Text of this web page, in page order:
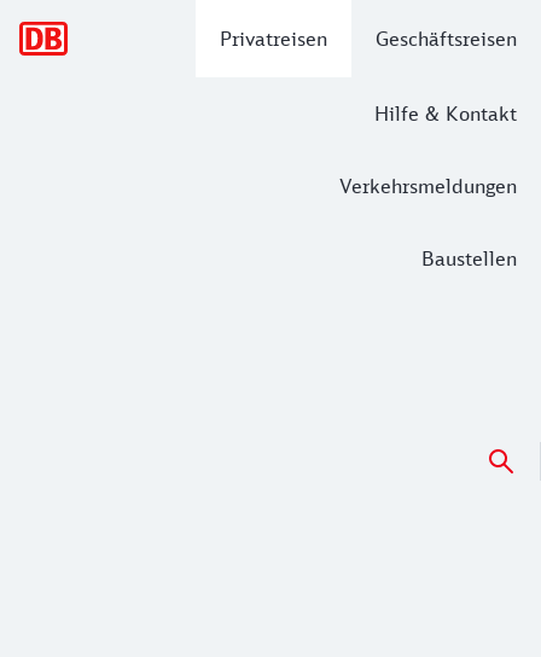
Privatreisen Geschäftsreisen
Hilfe & Kontakt
Verkehrsmeldungen
Baustellen